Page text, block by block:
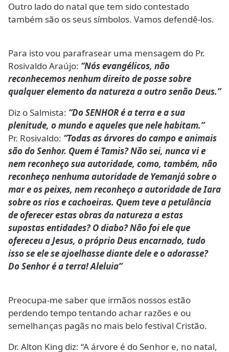
Outro lado do natal que tem sido contestado
também são os seus símbolos. Vamos defendê-los.
Para isto vou parafrasear uma mensagem do Pr.
Rosivaldo Araújo: “Nós evangélicos, não
reconhecemos nenhum direito de posse sobre
qualquer elemento da natureza a outro senão Deus.”
Diz o Salmista: “Do SENHOR é a terra e a sua
plenitude, o mundo e aqueles que nele habitam.”
Pr. Rosivaldo: “Todas as árvores do campo e animais
são do Senhor. Quem é Tamis? Não sei, nunca vi e
nem reconheço sua autoridade, como, também, não
reconheço nenhuma autoridade de Yemanjá sobre o
mar e os peixes, nem reconheço a autoridade de Iara
sobre os rios e cachoeiras. Quem teve a petulância
de oferecer estas obras da natureza a estas
supostas entidades? O diabo? Não foi ele que
ofereceu a Jesus, o próprio Deus encarnado, tudo
isso se ele se ajoelhasse diante dele e o adorasse?
Do Senhor é a terra! Aleluia”
Preocupa-me saber que irmãos nossos estão
perdendo tempo tentando achar razões e ou
semelhanças pagãs no mais belo festival Cristão.
Dr. Alton King diz: “A árvore é do Senhor e, no natal,